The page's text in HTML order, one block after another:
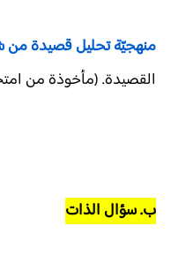
منهجيّة تحليل قصيدة من
القصيدة. (مأخوذة من امتحان 2018، الدّورة الاستدراكية، مسلك العلوم
ب. سؤال الذات